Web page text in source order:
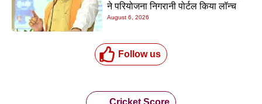
ने परियोजना निगरानी पोर्टल किया लॉन्च
August 6, 2026
Follow us